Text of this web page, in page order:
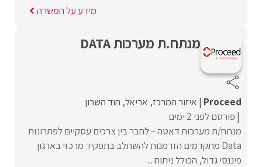
מידע על המשרה
מנתח.ת מערכות DATA
Proceed‏ איזור המרכז אריאל הוד השרון
פורסם לפני 2 ימים
מנתח/ת מערכות דאטה – לחבר בין צרכים עסקיים לפתרונות
Data מתקדמים הזדמנות להשתלב בתפקיד מרכזי בארגון
פיננסי גדול, הכולל ניתוח ...